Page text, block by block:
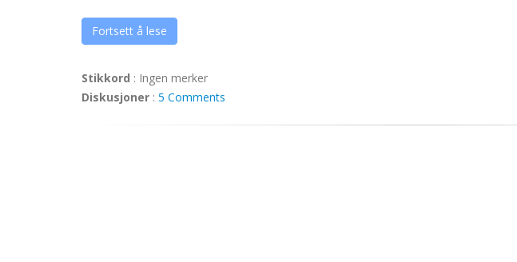
Fortsett å lese
Stikkord : Ingen merker
Diskusjoner : 5 Comments